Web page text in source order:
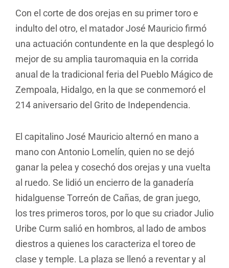
Con el corte de dos orejas en su primer toro e
indulto del otro, el matador José Mauricio firmó
una actuación contundente en la que desplegó lo
mejor de su amplia tauromaquia en la corrida
anual de la tradicional feria del Pueblo Mágico de
Zempoala, Hidalgo, en la que se conmemoró el
214 aniversario del Grito de Independencia.
El capitalino José Mauricio alternó en mano a
mano con Antonio Lomelín, quien no se dejó
ganar la pelea y cosechó dos orejas y una vuelta
al ruedo. Se lidió un encierro de la ganadería
hidalguense Torreón de Cañas, de gran juego,
los tres primeros toros, por lo que su criador Julio
Uribe Curm salió en hombros, al lado de ambos
diestros a quienes los caracteriza el toreo de
clase y temple. La plaza se llenó a reventar y al